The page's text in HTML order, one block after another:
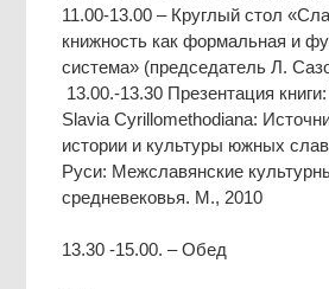
11.00-13.00 – Круглый стол
книжность как формальная и
система» (председатель Л.
13.00.-13.30 Презентация
Slavia Cyrillomethodiana:
истории и культуры южных
Руси: Межславянские
средневековья. М., 2010
13.30 -15.00. – Обед